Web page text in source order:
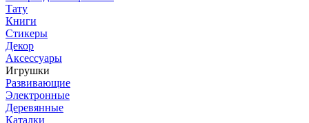
Тату
Книги
Стикеры
Декор
Аксессуары
Игрушки
Развивающие
Электронные
Деревянные
Каталки